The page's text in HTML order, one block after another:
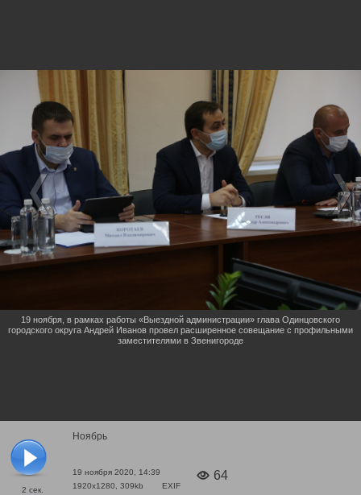
2 сек.
Ноябрь
19 ноября 2020, 14:39
1920x1280, 309kb
EXIF
64
19 ноября, в рамках работы «Выездной администрации» глава Одинцовского
городского округа Андрей Иванов провел расширенное совещание с профильными
заместителями в Звенигороде